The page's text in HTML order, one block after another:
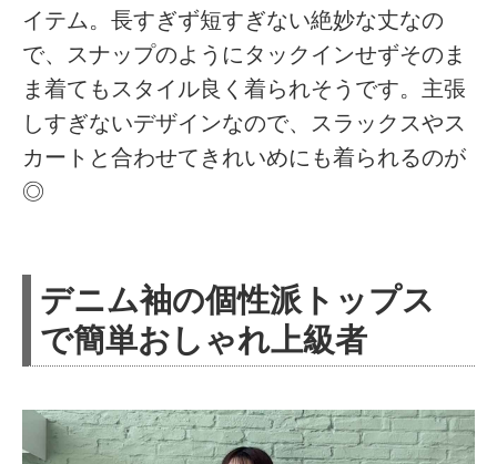
イテム。長すぎず短すぎない絶妙な丈なの
で、スナップのようにタックインせずそのま
ま着てもスタイル良く着られそうです。主張
しすぎないデザインなので、スラックスやス
カートと合わせてきれいめにも着られるのが
◎
デニム袖の個性派トップス
で簡単おしゃれ上級者